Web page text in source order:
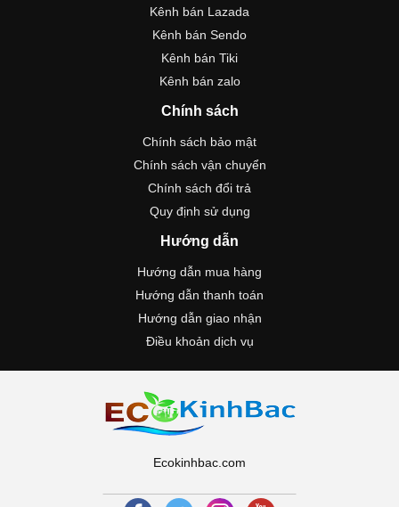
Kênh bán Lazada
Kênh bán Sendo
Kênh bán Tiki
Kênh bán zalo
Chính sách
Chính sách bảo mật
Chính sách vận chuyển
Chính sách đổi trả
Quy định sử dụng
Hướng dẫn
Hướng dẫn mua hàng
Hướng dẫn thanh toán
Hướng dẫn giao nhận
Điều khoản dịch vụ
Ecokinhbac.com